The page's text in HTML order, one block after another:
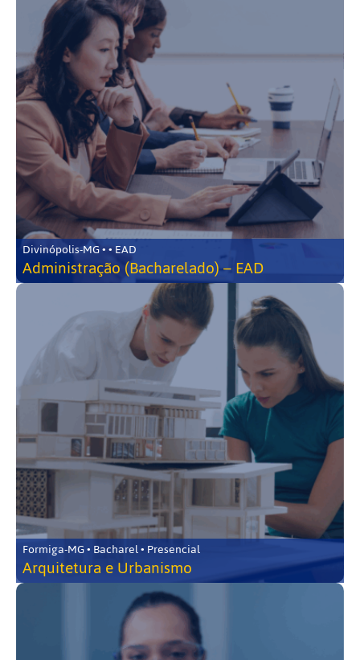
Divinópolis-MG • • EAD
Administração (Bacharelado) – EAD
Formiga-MG • Bacharel • Presencial
Arquitetura e Urbanismo